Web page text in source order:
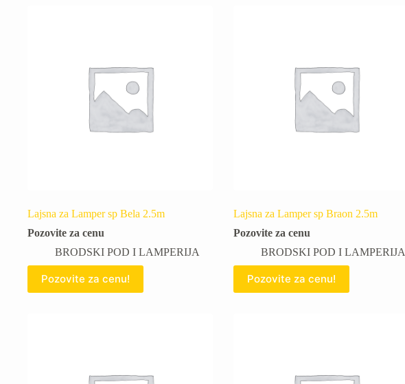
Lajsna za Lamper sp Bela 2.5m
Pozovite za cenu
BRODSKI POD I LAMPERIJA
Pozovite za cenu!
Lajsna za Lamper sp Braon 2.5m
Pozovite za cenu
BRODSKI POD I LAMPERIJA
Pozovite za cenu!